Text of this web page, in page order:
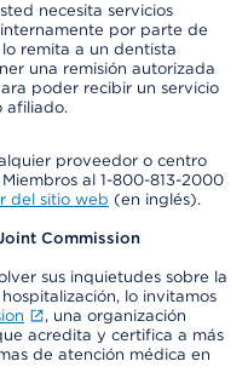
necesita servicios
por parte de
remita a un dentista
una remisión autorizada
poder recibir un servicio
afiliado.
proveedor o centro
al 1-800-813-2000
del sitio web (en inglés).
Commission
sus inquietudes sobre la
lo invitamos
, una organización
acredita y certifica a más
de atención médica en